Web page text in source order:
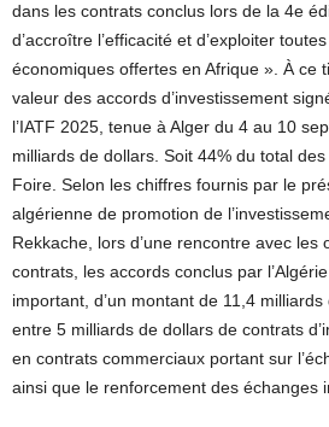
dans les contrats conclus lors de la 4e
d’accroître l’efficacité et d’exploiter
économiques offertes en Afrique ». À ce
valeur des accords d’investissement
l’IATF 2025, tenue à Alger du 4 au 10
milliards de dollars. Soit 44% du total
Foire. Selon les chiffres fournis par le
algérienne de promotion de
Rekkache, lors d’une rencontre avec
contrats, les accords conclus par
important, d’un montant de 11,4
entre 5 milliards de dollars de contrats
en contrats commerciaux portant sur
ainsi que le renforcement des échanges